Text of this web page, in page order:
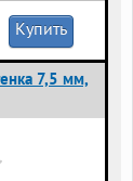
Купить
7,5 мм,